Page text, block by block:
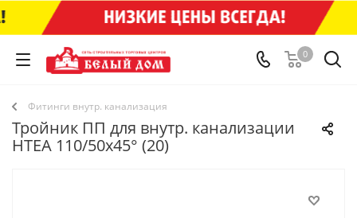
0
Фитинги внутр. канализация
Тройник ПП для внутр. канализации
HTEA 110/50х45° (20)